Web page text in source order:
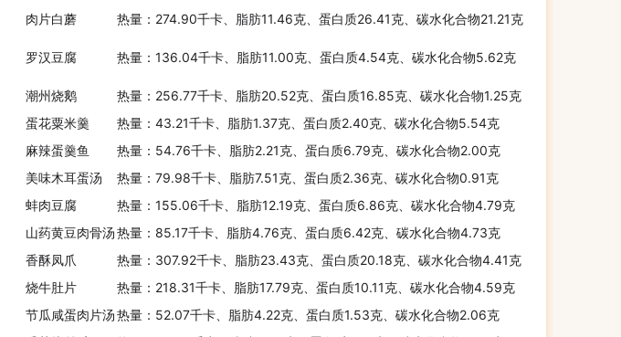
肉片白蘑
热量：274.90千卡、脂肪11.46克、蛋白质26.41克、碳水化合物21.21克
罗汉豆腐 热量：136.04千卡、脂肪11.00克、蛋白质4.54克、碳水化合物5.62克
潮州烧鹅
热量：256.77千卡、脂肪20.52克、蛋白质16.85克、碳水化合物1.25克
蛋花粟米羹
热量：43.21千卡、脂肪1.37克、蛋白质2.40克、碳水化合物5.54克
麻辣蛋羹鱼
热量：54.76千卡、脂肪2.21克、蛋白质6.79克、碳水化合物2.00克
美味木耳蛋汤
热量：79.98千卡、脂肪7.51克、蛋白质2.36克、碳水化合物0.91克
蚌肉豆腐
热量：155.06千卡、脂肪12.19克、蛋白质6.86克、碳水化合物4.79克
山药黄豆肉骨汤热量：85.17千卡、脂肪4.76克、蛋白质6.42克、碳水化合物4.73克
香酥凤爪
热量：307.92千卡、脂肪23.43克、蛋白质20.18克、碳水化合物4.41克
烧牛肚片
热量：218.31千卡、脂肪17.79克、蛋白质10.11克、碳水化合物4.59克
节瓜咸蛋肉片汤热量：52.07千卡、脂肪4.22克、蛋白质1.53克、碳水化合物2.06克